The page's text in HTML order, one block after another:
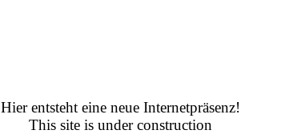
Hier entsteht eine neue Internetpräsenz!
This site is under construction